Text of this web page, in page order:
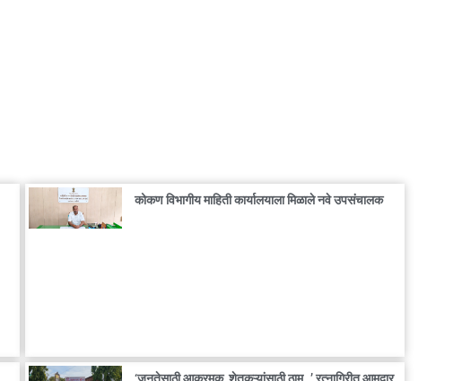
कोकण विभागीय माहिती कार्यालयाला मिळाले नवे उपसंचालक